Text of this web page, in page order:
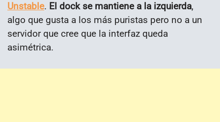
Unstable. El dock se mantiene a la izquierda,
algo que gusta a los más puristas pero no a un
servidor que cree que la interfaz queda
asimétrica.